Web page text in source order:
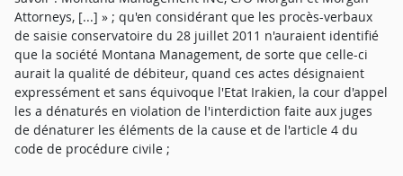
Attorneys, [...] » ; qu'en considérant que les procès-verbaux
de saisie conservatoire du 28 juillet 2011 n'auraient identifié
que la société Montana Management, de sorte que celle-ci
aurait la qualité de débiteur, quand ces actes désignaient
expressément et sans équivoque l'Etat Irakien, la cour d'appel
les a dénaturés en violation de l'interdiction faite aux juges
de dénaturer les éléments de la cause et de l'article 4 du
code de procédure civile ;